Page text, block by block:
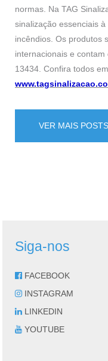
normas. Na TAG
sinalização essenciais
incêndios. Os produtos
internacionais e contam
13434. Confira todos
VER MAIS POSTS
Siga-nos
FACEBOOK
INSTAGRAM
LINKEDIN
YOUTUBE